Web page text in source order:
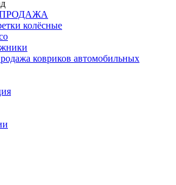
колёсные
ковриков автомобильных